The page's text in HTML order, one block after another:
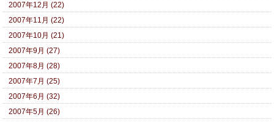
2007年12月 (22)
2007年11月 (22)
2007年10月 (21)
2007年9月 (27)
2007年8月 (28)
2007年7月 (25)
2007年6月 (32)
2007年5月 (26)